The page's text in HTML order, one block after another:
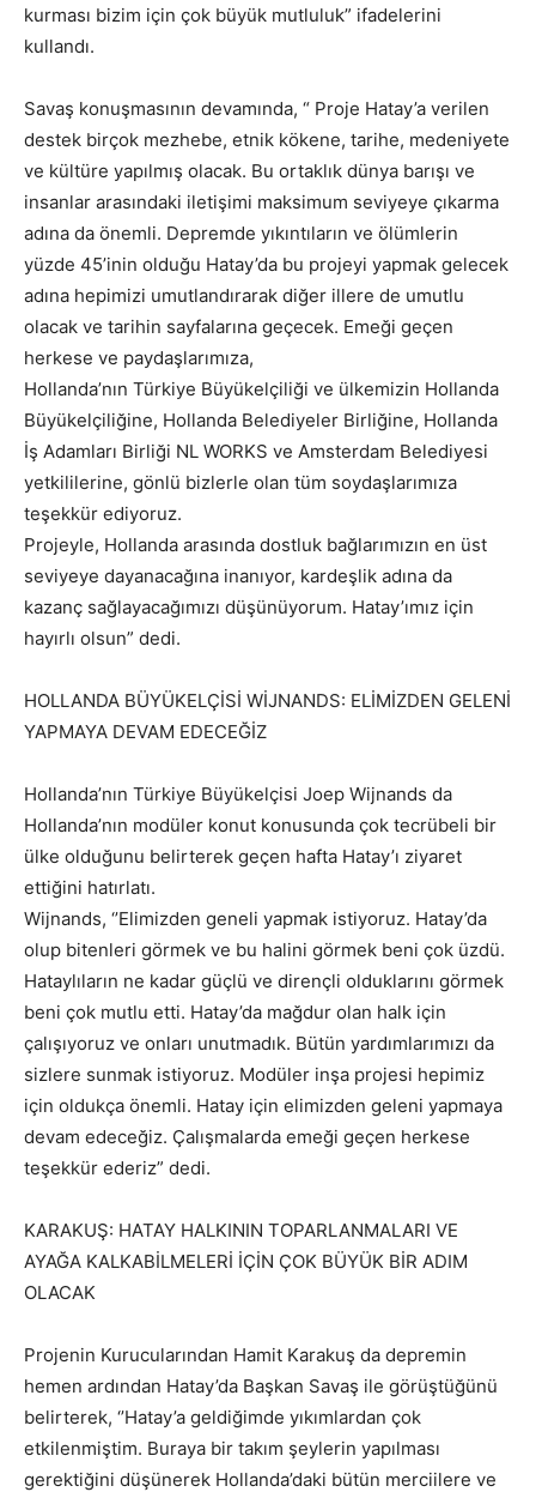
kurması bizim için çok büyük mutluluk” ifadelerini
kullandı.
Savaş konuşmasının devamında, “ Proje Hatay’a verilen
destek birçok mezhebe, etnik kökene, tarihe, medeniyete
ve kültüre yapılmış olacak. Bu ortaklık dünya barışı ve
insanlar arasındaki iletişimi maksimum seviyeye çıkarma
adına da önemli. Depremde yıkıntıların ve ölümlerin
yüzde 45’inin olduğu Hatay’da bu projeyi yapmak gelecek
adına hepimizi umutlandırarak diğer illere de umutlu
olacak ve tarihin sayfalarına geçecek. Emeği geçen
herkese ve paydaşlarımıza,
Hollanda’nın Türkiye Büyükelçiliği ve ülkemizin Hollanda
Büyükelçiliğine, Hollanda Belediyeler Birliğine, Hollanda
İş Adamları Birliği NL WORKS ve Amsterdam Belediyesi
yetkililerine, gönlü bizlerle olan tüm soydaşlarımıza
teşekkür ediyoruz.
Projeyle, Hollanda arasında dostluk bağlarımızın en üst
seviyeye dayanacağına inanıyor, kardeşlik adına da
kazanç sağlayacağımızı düşünüyorum. Hatay’ımız için
hayırlı olsun” dedi.
HOLLANDA BÜYÜKELÇİSİ WİJNANDS: ELİMİZDEN GELENİ
YAPMAYA DEVAM EDECEĞİZ
Hollanda’nın Türkiye Büyükelçisi Joep Wijnands da
Hollanda’nın modüler konut konusunda çok tecrübeli bir
ülke olduğunu belirterek geçen hafta Hatay’ı ziyaret
ettiğini hatırlatı.
Wijnands, ‘’Elimizden geneli yapmak istiyoruz. Hatay’da
olup bitenleri görmek ve bu halini görmek beni çok üzdü.
Hataylıların ne kadar güçlü ve dirençli olduklarını görmek
beni çok mutlu etti. Hatay’da mağdur olan halk için
çalışıyoruz ve onları unutmadık. Bütün yardımlarımızı da
sizlere sunmak istiyoruz. Modüler inşa projesi hepimiz
için oldukça önemli. Hatay için elimizden geleni yapmaya
devam edeceğiz. Çalışmalarda emeği geçen herkese
teşekkür ederiz” dedi.
KARAKUŞ: HATAY HALKININ TOPARLANMALARI VE
AYAĞA KALKABİLMELERİ İÇİN ÇOK BÜYÜK BİR ADIM
OLACAK
Projenin Kurucularından Hamit Karakuş da depremin
hemen ardından Hatay’da Başkan Savaş ile görüştüğünü
belirterek, ‘’Hatay’a geldiğimde yıkımlardan çok
etkilenmiştim. Buraya bir takım şeylerin yapılması
gerektiğini düşünerek Hollanda’daki bütün merciilere ve